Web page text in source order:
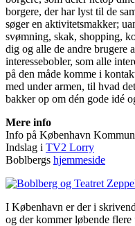
borgere, der har lyst til de
søger en aktivitetsmakker;
svømning, skak, shopping,
dig og alle de andre brugere
interessebobler, som alle
på den måde komme i
med under armen, til hvad
bakker op om dén gode idé
Mere info
Info på København
Indslag i TV2 Lorry
Boblbergs hjemmeside
I København er der i
og der kommer løbende flere